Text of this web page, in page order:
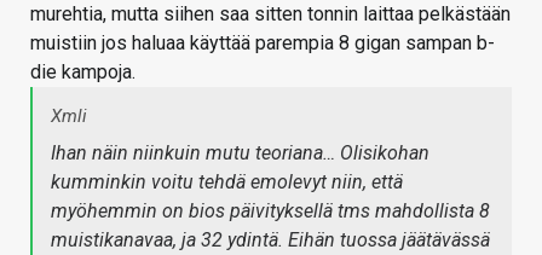
murehtia, mutta siihen saa sitten tonnin laittaa pelkästään
muistiin jos haluaa käyttää parempia 8 gigan sampan b-
die kampoja.
Xmli
Ihan näin niinkuin mutu teoriana… Olisikohan
kumminkin voitu tehdä emolevyt niin, että
myöhemmin on bios päivityksellä tms mahdollista 8
muistikanavaa, ja 32 ydintä. Eihän tuossa jäätävässä